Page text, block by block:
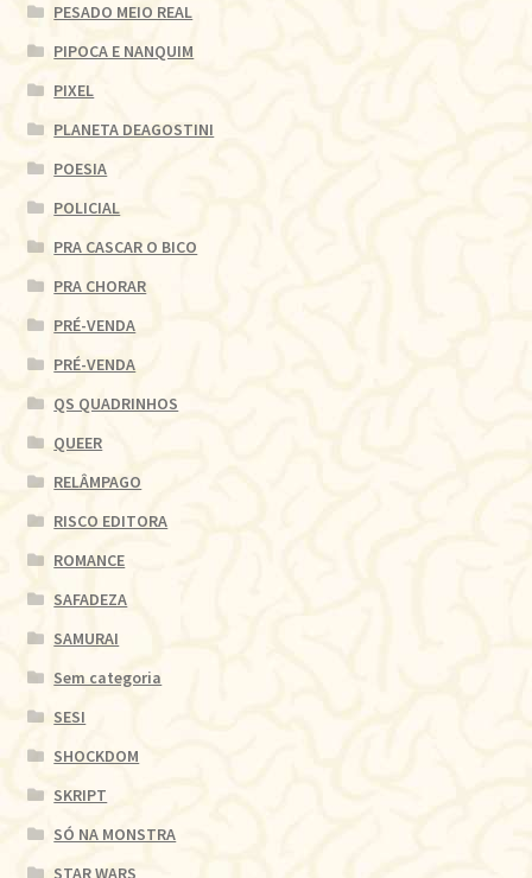
PESADO MEIO REAL
PIPOCA E NANQUIM
PIXEL
PLANETA DEAGOSTINI
POESIA
POLICIAL
PRA CASCAR O BICO
PRA CHORAR
PRÉ-VENDA
PRÉ-VENDA
QS QUADRINHOS
QUEER
RELÂMPAGO
RISCO EDITORA
ROMANCE
SAFADEZA
SAMURAI
Sem categoria
SESI
SHOCKDOM
SKRIPT
SÓ NA MONSTRA
STAR WARS